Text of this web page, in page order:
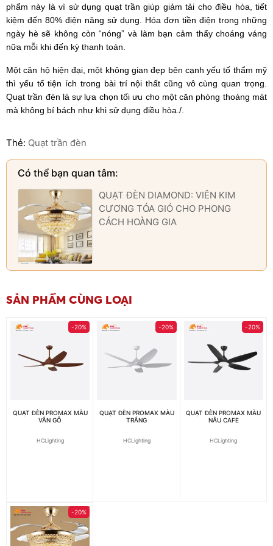
phẩm này là vì sử dụng quạt trần giúp giảm tải cho điều hòa, tiết
kiệm đến 80% điện năng sử dụng. Hóa đơn tiền điện trong những
ngày hè sẽ không còn “nóng” và làm bạn cảm thấy choáng váng
nữa mỗi khi đến kỳ thanh toán.
Một căn hộ hiện đại, một không gian đẹp bên cạnh yếu tố thẩm mỹ
thì yếu tố tiện ích trong bài trí nội thất cũng vô cùng quan trọng.
Quạt trần đèn là sự lựa chọn tối ưu cho một căn phòng thoáng mát
mà không bí bách như khi sử dụng điều hòa./.
Thẻ: Quạt trần đèn
Có thể bạn quan tâm:
QUẠT ĐÈN DIAMOND: VIÊN KIM
CƯƠNG TỎA GIÓ CHO PHONG
CÁCH HOÀNG GIA
SẢN PHẨM CÙNG LOẠI
-20%
QUẠT ĐÈN PROMAX MÀU
VÂN GỖ
HCLighting
-20%
QUẠT ĐÈN PROMAX MÀU
TRẮNG
HCLighting
-20%
QUẠT ĐÈN PROMAX MÀU
NÂU CAFE
HCLighting
-20%